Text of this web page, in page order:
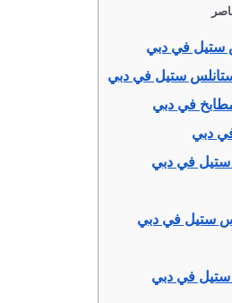
ستيل في دبي
ستيل في دبي
في دبي
دبي
ستيل في دبي
ستيل في دبي
ستيل في دبي